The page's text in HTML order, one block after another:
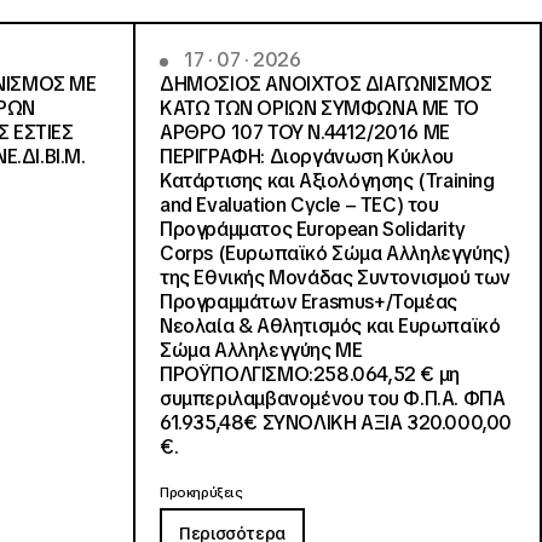
ΜΕ
ΕΣΤΙΕΣ
17 · 07 · 2026
ΔΗΜΟΣΙΟΣ ΑΝΟΙΧΤΟΣ ΔΙΑΓΩΝΙΣΜΟΣ
ΚΑΤΩ ΤΩΝ ΟΡΙΩΝ ΣΥΜΦΩΝΑ ΜΕ ΤΟ
ΑΡΘΡΟ 107 ΤΟΥ Ν.4412/2016 ΜΕ
ΠΕΡΙΓΡΑΦΗ: Διοργάνωση Κύκλου
Κατάρτισης και Αξιολόγησης (Training
and Evaluation Cycle – TEC) του
Προγράμματος European Solidarity
Corps (Ευρωπαϊκό Σώμα Αλληλεγγύης)
της Εθνικής Μονάδας Συντονισμού των
Προγραμμάτων Erasmus+/Τομέας
Νεολαία & Αθλητισμός και Ευρωπαϊκό
Σώμα Αλληλεγγύης ΜΕ
ΠΡΟΫΠΟΛΓΙΣΜΟ:258.064,52 € μη
συμπεριλαμβανομένου του Φ.Π.Α. ΦΠΑ
61.935,48€ ΣΥΝΟΛΙΚΗ ΑΞΙΑ 320.000,00
€.
Προκηρύξεις
Περισσότερα